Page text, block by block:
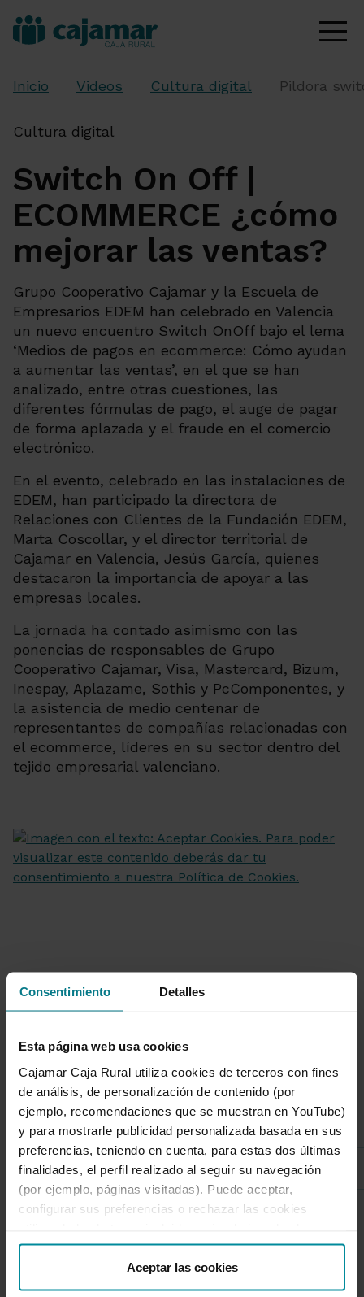
Consentimiento Detalles
Esta página web usa cookies
Cajamar Caja Rural utiliza cookies de terceros con fines
de análisis, de personalización de contenido (por
ejemplo, recomendaciones que se muestran en YouTube)
y para mostrarle publicidad personalizada basada en sus
preferencias, teniendo en cuenta, para estas dos últimas
finalidades, el perfil realizado al seguir su navegación
(por ejemplo, páginas visitadas). Puede aceptar,
configurar sus preferencias o rechazar las cookies
“Detalles”. También puede obtener más información, así
como cambiar el consentimiento en cualquier momento
desde nuestraPolítica de Cookies.
Aceptar las cookies
Inicio Videos Cultura digital Pildora
Cultura digital
Switch On Off |
ECOMMERCE ¿cómo
mejorar las ventas?
Grupo Cooperativo Cajamar y la Escuela de
Empresarios EDEM han celebrado en Valencia
un nuevo encuentro Switch OnOff bajo el lema
‘Medios de pagos en ecommerce: Cómo ayudan
a aumentar las ventas’, en el que se han
analizado, entre otras cuestiones, las
diferentes fórmulas de pago, el auge de pagar
de forma aplazada y el fraude en el comercio
electrónico.
En el evento, celebrado en las instalaciones de
EDEM, han participado la directora de
Relaciones con Clientes de la Fundación EDEM,
Marta Coscollar, y el director territorial de
Cajamar en Valencia, Jesús García, quienes
destacaron la importancia de apoyar a las
empresas locales.
La jornada ha contado asimismo con las
ponencias de responsables de Grupo
Cooperativo Cajamar, Visa, Mastercard, Bizum,
Inespay, Aplazame, Sothis y PcComponentes, y
la asistencia de medio centenar de
representantes de compañías relacionadas con
el ecommerce, líderes en su sector dentro del
tejido empresarial valenciano.
Listado de categorías
Sostenibilidad